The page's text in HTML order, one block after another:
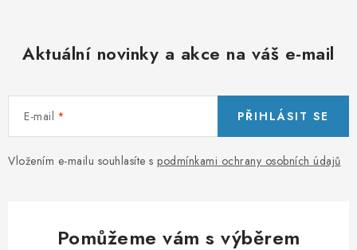
Aktuální novinky a akce na váš e-mail
E-mail
Vložením e-mailu souhlasíte s podmínkami ochrany osobních údajů
PŘIHLÁSIT SE
Pomůžeme vám s výběrem